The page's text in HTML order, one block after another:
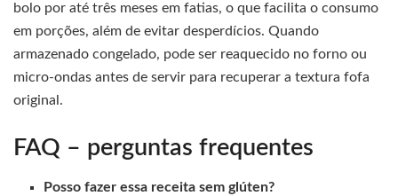
bolo por até três meses em fatias, o que facilita o consumo
em porções, além de evitar desperdícios. Quando
armazenado congelado, pode ser reaquecido no forno ou
micro-ondas antes de servir para recuperar a textura fofa
original.
FAQ – perguntas frequentes
Posso fazer essa receita sem glúten?